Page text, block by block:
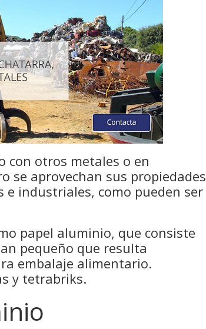
con otros metales o en
se aprovechan sus propiedades
e industriales, como pueden ser
papel aluminio, que consiste
pequeño que resulta
embalaje alimentario.
y tetrabriks.